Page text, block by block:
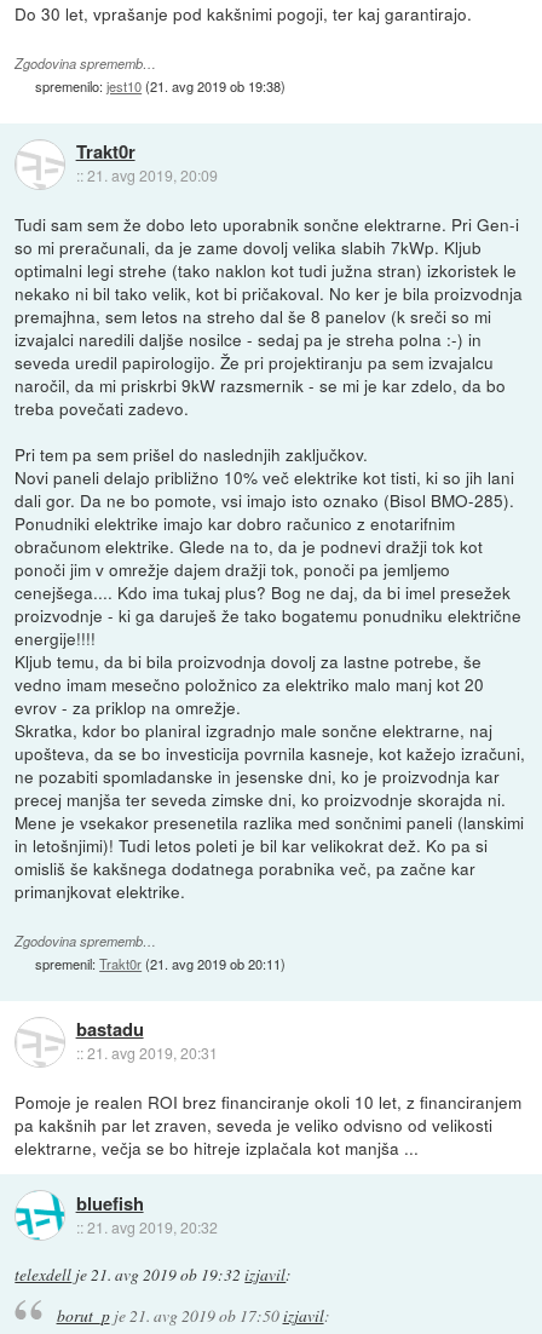
Do 30 let, vprašanje pod kakšnimi pogoji, ter kaj garantirajo.
Zgodovina sprememb…
spremenilo:jest10(21. avg 2019 ob 19:38)
Trakt0r
::21. avg 2019, 20:09
Tudi sam sem že dobo leto uporabnik sončne elektrarne. Pri Gen-i
so mi preračunali, da je zame dovolj velika slabih 7kWp. Kljub
optimalni legi strehe (tako naklon kot tudi južna stran) izkoristek le
nekako ni bil tako velik, kot bi pričakoval. No ker je bila proizvodnja
premajhna, sem letos na streho dal še 8 panelov (k sreči so mi
izvajalci naredili daljše nosilce - sedaj pa je streha polna :-) in
seveda uredil papirologijo. Že pri projektiranju pa sem izvajalcu
naročil, da mi priskrbi 9kW razsmernik - se mi je kar zdelo, da bo
treba povečati zadevo.
Pri tem pa sem prišel do naslednjih zaključkov.
Novi paneli delajo približno 10% več elektrike kot tisti, ki so jih lani
dali gor. Da ne bo pomote, vsi imajo isto oznako (Bisol BMO-285).
Ponudniki elektrike imajo kar dobro računico z enotarifnim
obračunom elektrike. Glede na to, da je podnevi dražji tok kot
ponoči jim v omrežje dajem dražji tok, ponoči pa jemljemo
cenejšega.... Kdo ima tukaj plus? Bog ne daj, da bi imel presežek
proizvodnje - ki ga daruješ že tako bogatemu ponudniku električne
energije!!!!
Kljub temu, da bi bila proizvodnja dovolj za lastne potrebe, še
vedno imam mesečno položnico za elektriko malo manj kot 20
evrov - za priklop na omrežje.
Skratka, kdor bo planiral izgradnjo male sončne elektrarne, naj
upošteva, da se bo investicija povrnila kasneje, kot kažejo izračuni,
ne pozabiti spomladanske in jesenske dni, ko je proizvodnja kar
precej manjša ter seveda zimske dni, ko proizvodnje skorajda ni.
Mene je vsekakor presenetila razlika med sončnimi paneli (lanskimi
in letošnjimi)! Tudi letos poleti je bil kar velikokrat dež. Ko pa si
omisliš še kakšnega dodatnega porabnika več, pa začne kar
primanjkovat elektrike.
Zgodovina sprememb…
spremenil:Trakt0r(21. avg 2019 ob 20:11)
bastadu
::21. avg 2019, 20:31
Pomoje je realen ROI brez financiranje okoli 10 let, z financiranjem
pa kakšnih par let zraven, seveda je veliko odvisno od velikosti
elektrarne, večja se bo hitreje izplačala kot manjša ...
bluefish
::21. avg 2019, 20:32
telexdell je21. avg 2019 ob 19:32 izjavil:
borut_pje 21. avg 2019 ob 17:50izjavil: